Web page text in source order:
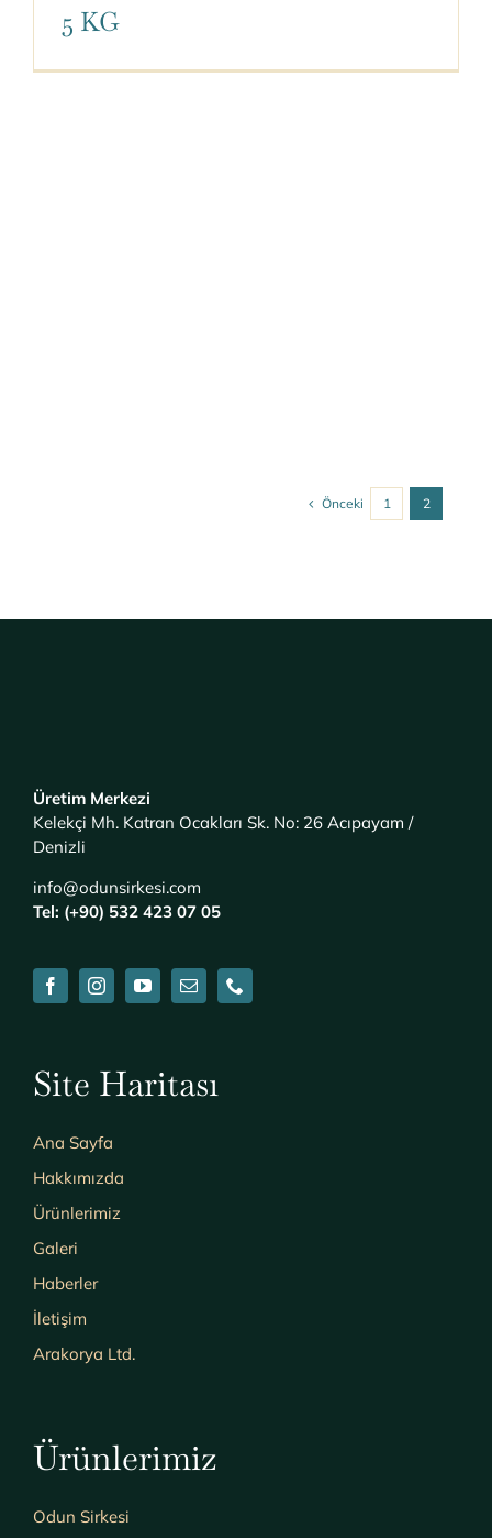
5 KG
Önceki 1 2
Üretim Merkezi
Kelekçi Mh. Katran Ocakları Sk. No: 26 Acıpayam /
Denizli
info@odunsirkesi.com
Tel: (+90) 532 423 07 05
Site Haritası
Ana Sayfa
Hakkımızda
Ürünlerimiz
Galeri
Haberler
İletişim
Arakorya Ltd.
Ürünlerimiz
Odun Sirkesi